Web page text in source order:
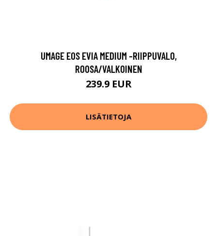
UMAGE EOS EVIA MEDIUM -RIIPPUVALO,
ROOSA/VALKOINEN
239.9 EUR
LISÄTIETOJA